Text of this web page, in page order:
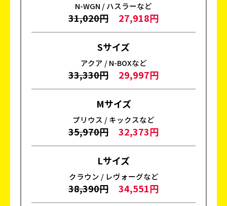
N-WGN / ハスラーなど
31,020円 27,918円
Sサイズ
アクア / N-BOXなど
33,330円 29,997円
Mサイズ
プリウス / キックスなど
35,970円 32,373円
Lサイズ
クラウン / レヴォーグなど
38,390円 34,551円